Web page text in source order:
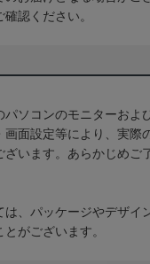
確認ください。
ソコンのモニターおよ
画面設定等により、実際
います。あらかじめご
は、パッケージやデザイ
がございます。